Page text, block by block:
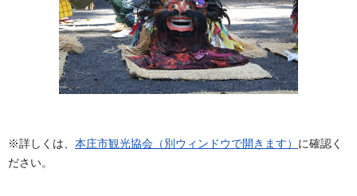
※詳しくは、 本庄市観光協会（別ウィンドウで開きます） に確認く
ださい。